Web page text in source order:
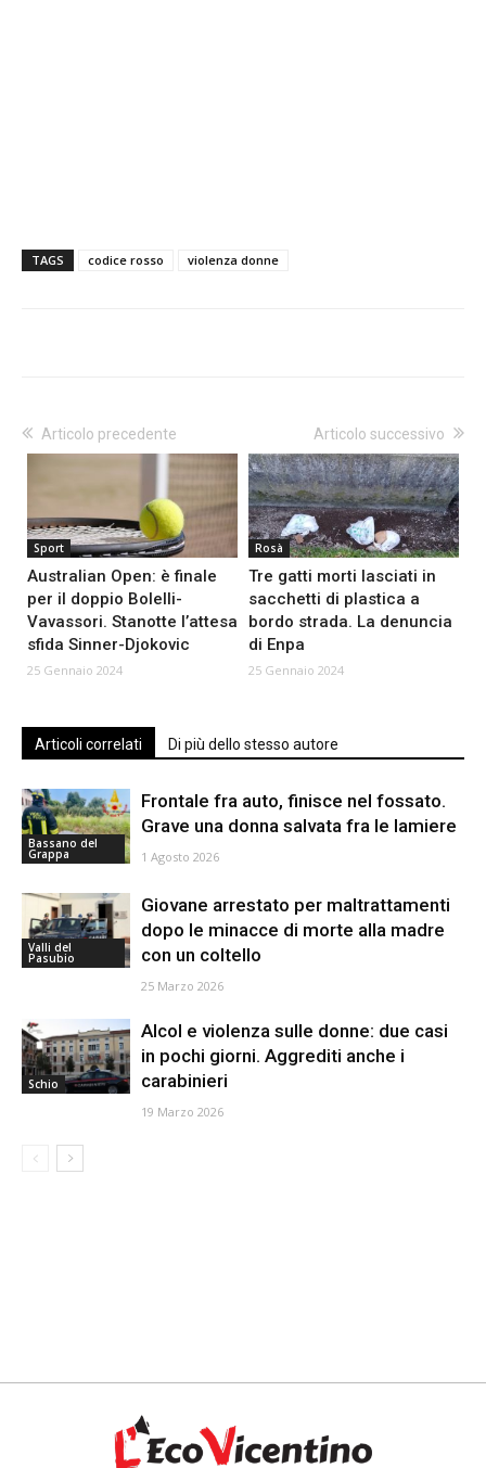
TAGS codice rosso violenza donne
Articolo precedente
Sport
Australian Open: è finale
per il doppio Bolelli-
Vavassori. Stanotte l’attesa
sfida Sinner-Djokovic
25 Gennaio 2024
Articolo successivo
Rosà
Tre gatti morti lasciati in
sacchetti di plastica a
bordo strada. La denuncia
di Enpa
25 Gennaio 2024
Articoli correlati Di più dello stesso autore
Bassano del
Grappa
Frontale fra auto, finisce nel fossato.
Grave una donna salvata fra le lamiere
1 Agosto 2026
Valli del
Pasubio
Giovane arrestato per maltrattamenti
dopo le minacce di morte alla madre
con un coltello
25 Marzo 2026
Schio
Alcol e violenza sulle donne: due casi
in pochi giorni. Aggrediti anche i
carabinieri
19 Marzo 2026